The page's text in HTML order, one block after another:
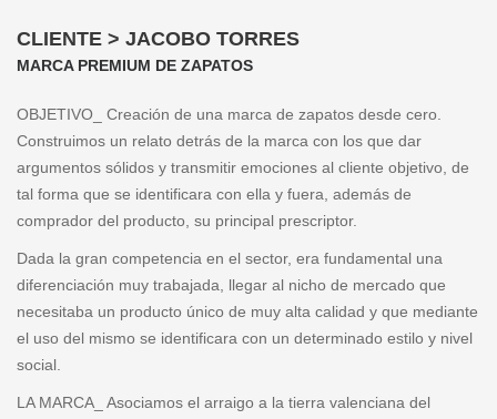
CLIENTE > JACOBO TORRES
MARCA PREMIUM DE ZAPATOS
OBJETIVO_ Creación de una marca de zapatos desde cero.
Construimos un relato detrás de la marca con los que dar
argumentos sólidos y transmitir emociones al cliente objetivo, de
tal forma que se identificara con ella y fuera, además de
comprador del producto, su principal prescriptor.
Dada la gran competencia en el sector, era fundamental una
diferenciación muy trabajada, llegar al nicho de mercado que
necesitaba un producto único de muy alta calidad y que mediante
el uso del mismo se identificara con un determinado estilo y nivel
social.
LA MARCA_ Asociamos el arraigo a la tierra valenciana del